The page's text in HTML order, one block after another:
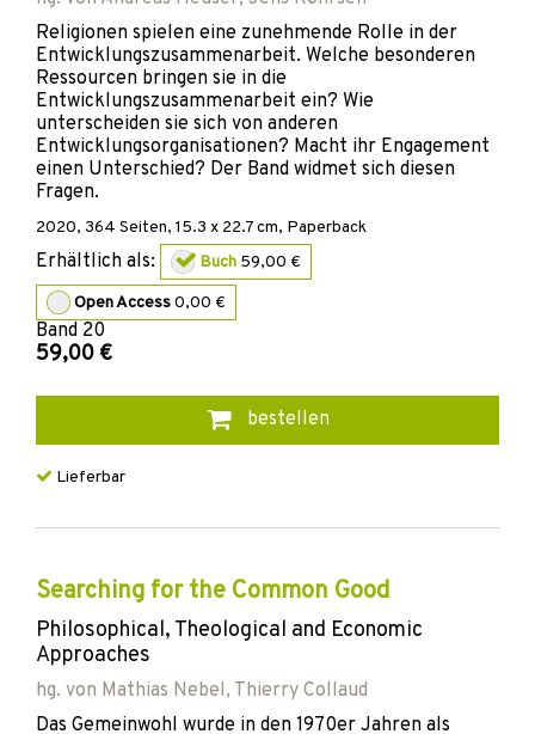
Religionen spielen eine zunehmende Rolle in der
Entwicklungszusammenarbeit. Welche besonderen
Ressourcen bringen sie in die
Entwicklungszusammenarbeit ein? Wie
unterscheiden sie sich von anderen
Entwicklungsorganisationen? Macht ihr Engagement
einen Unterschied? Der Band widmet sich diesen
Fragen.
2020, 364 Seiten, 15.3 x 22.7 cm, Paperback
Erhältlich als: Buch 59,00 €
Open Access0,00 €
Band 20
59,00 €
bestellen
Lieferbar
Searching for the Common Good
Philosophical, Theological and Economic
Approaches
hg. von Mathias Nebel, Thierry Collaud
Das Gemeinwohl wurde in den 1970er Jahren als